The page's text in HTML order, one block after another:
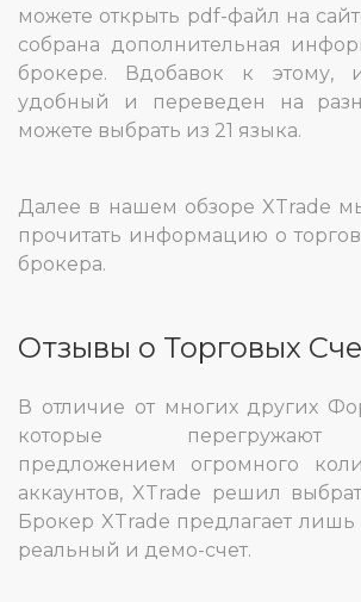
можете открыть pdf-файл на
собрана дополнительная
брокере. Вдобавок к этому,
удобный и переведен на
можете выбрать из 21 языка.
Далее в нашем обзоре XTrade
прочитать информацию о
брокера.
Отзывы о Торговых
В отличие от многих других
которые перегружают
предложением огромного
аккаунтов, XTrade решил
Брокер XTrade предлагает лишь
реальный и демо-счет.